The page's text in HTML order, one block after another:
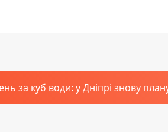
за куб води: у Дніпрі знову